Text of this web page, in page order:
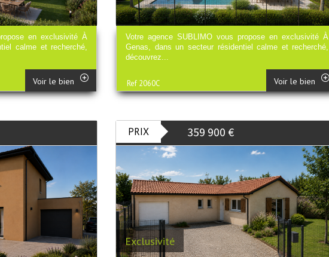
en exclusivité À
calme et recherché,
Voir le bien
Votre agence SUBLIMO vous propose en exclusivité À
Genas, dans un secteur résidentiel calme et recherché,
découvrez...
Ref 2060C Voir le bien
PRIX 359 900 €
Exclusivité